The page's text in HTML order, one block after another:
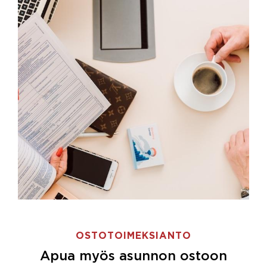
OSTOTOIMEKSIANTO
Apua myös asunnon ostoon